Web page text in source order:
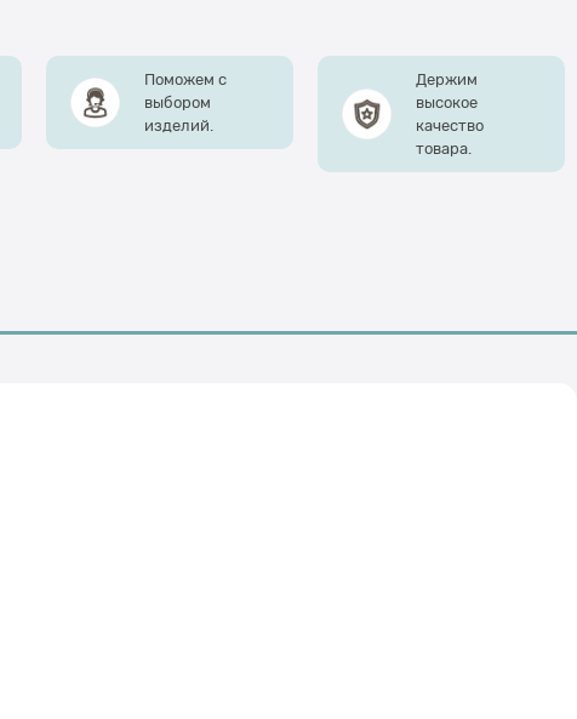
Поможем с
выбором
изделий.
Держим
высокое
качество
товара.